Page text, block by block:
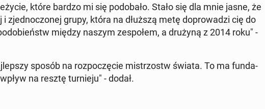
które bardzo mi się po­do­ba­ło. Stało się dla mnie jasne, że
zjed­no­czo­nej grupy, która na dłuższą metę do­pro­wa­dzi cię do
między naszym ze­spo­łem, a drużyną z 2014 roku" -
sposób na roz­po­czę­cie mi­strzostw świata. To ma fun­da­
na resztę tur­nie­ju" - dodał.